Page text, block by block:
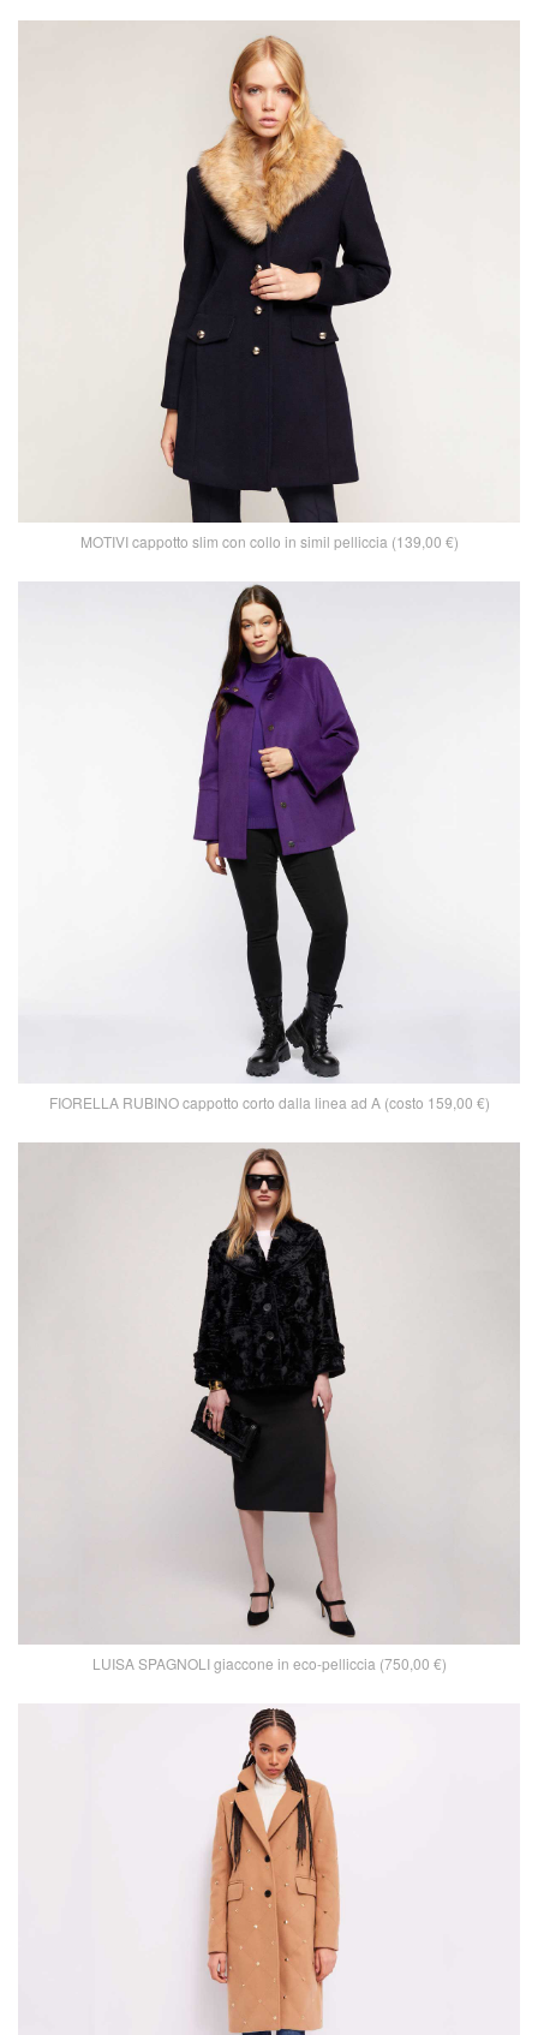
MOTIVI cappotto slim con collo in simil pelliccia (139,00 €)
FIORELLA RUBINO cappotto corto dalla linea ad A (costo 159,00 €)
LUISA SPAGNOLI giaccone in eco-pelliccia (750,00 €)